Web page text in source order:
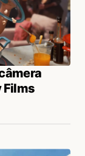
Films